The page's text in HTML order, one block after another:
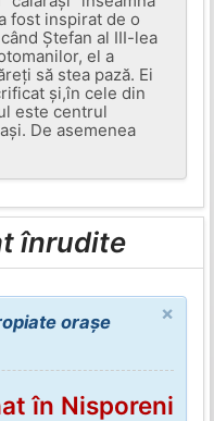
fost inspirat de o
Ștefan al III-lea
el a
să stea pază. Ei
și,în cele din
este centrul
De asemenea
înrudite
×
orașe
în Nisporeni